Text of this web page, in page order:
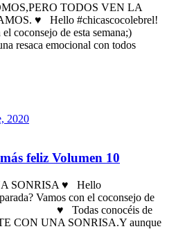
TODOS VEN LA
♥ Hello #chicascocolebrel!
el coconsejo de esta semana;)
emocional con todos
2020
feliz Volumen 10
SONRISA ♥ Hello
Vamos con el coconsejo de
conocéis de
CON UNA SONRISA.Y aunque